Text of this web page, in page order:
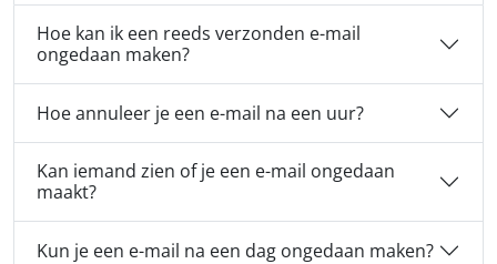
Hoe kan ik een reeds verzonden e-mail
ongedaan maken?
Hoe annuleer je een e-mail na een uur?
Kan iemand zien of je een e-mail ongedaan
maakt?
Kun je een e-mail na een dag ongedaan maken?